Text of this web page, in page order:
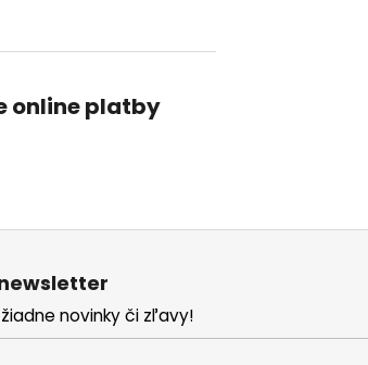
online platby
novinky či zľavy!